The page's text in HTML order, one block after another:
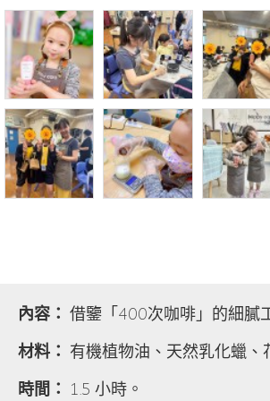
內容： 借鑒「400次咖啡」的細膩
材料： 有機植物油、天然乳化蠟、
時間： 1.5 小時。